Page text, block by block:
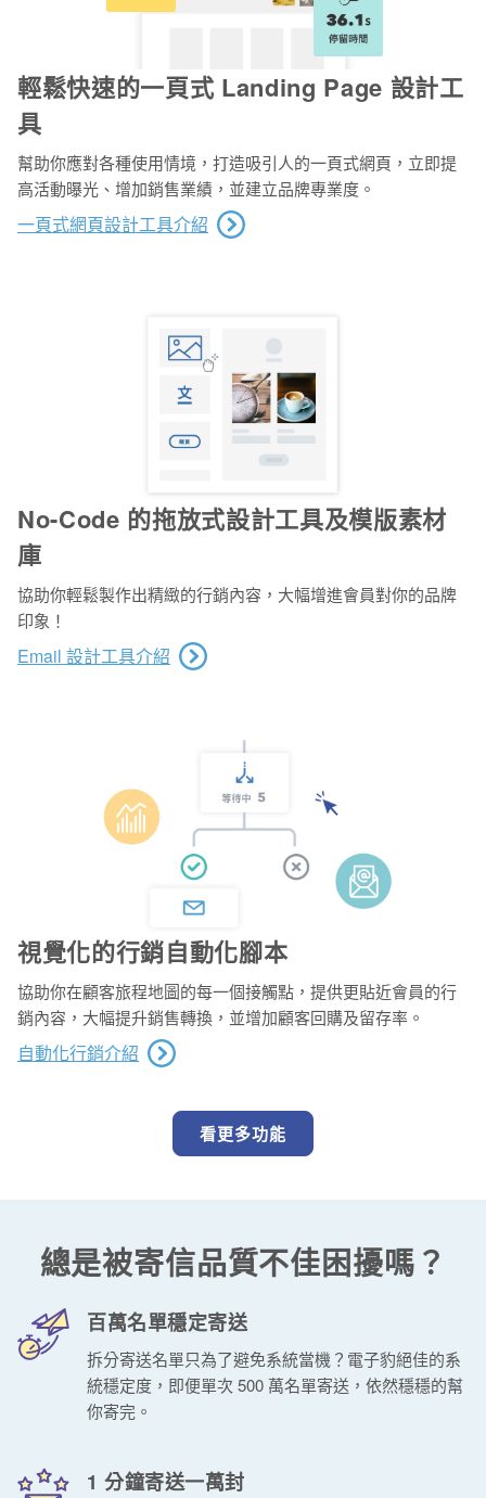
輕鬆快速的一頁式 Landing Page 設計工
具
幫助你應對各種使用情境，打造吸引人的一頁式網頁，立即提
高活動曝光、增加銷售業績，並建立品牌專業度。
一頁式網頁設計工具介紹
No-Code 的拖放式設計工具及模版素材
庫
協助你輕鬆製作出精緻的行銷內容，大幅增進會員對你的品牌
印象！
Email 設計工具介紹
視覺化的行銷自動化腳本
協助你在顧客旅程地圖的每一個接觸點，提供更貼近會員的行
銷內容，大幅提升銷售轉換，並增加顧客回購及留存率。
自動化行銷介紹
看更多功能
總是被寄信品質不佳困擾嗎？
百萬名單穩定寄送
拆分寄送名單只為了避免系統當機？電子豹絕佳的系
統穩定度，即便單次 500 萬名單寄送，依然穩穩的幫
你寄完。
1 分鐘寄送一萬封